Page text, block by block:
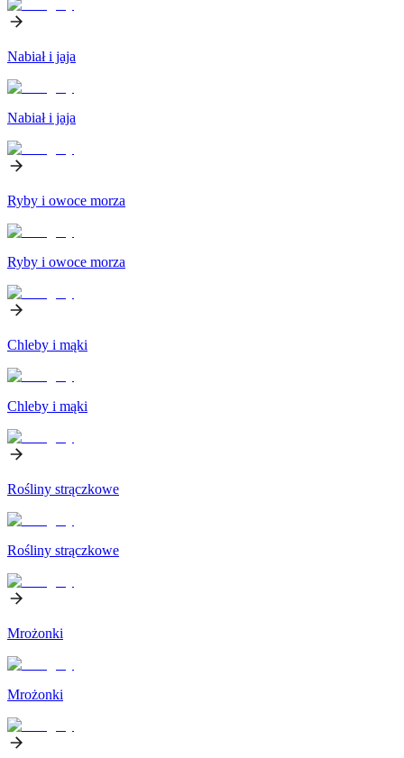
Nabiał i jaja
Nabiał i jaja
Ryby i owoce morza
Ryby i owoce morza
Chleby i mąki
Chleby i mąki
Rośliny strączkowe
Rośliny strączkowe
Mrożonki
Mrożonki